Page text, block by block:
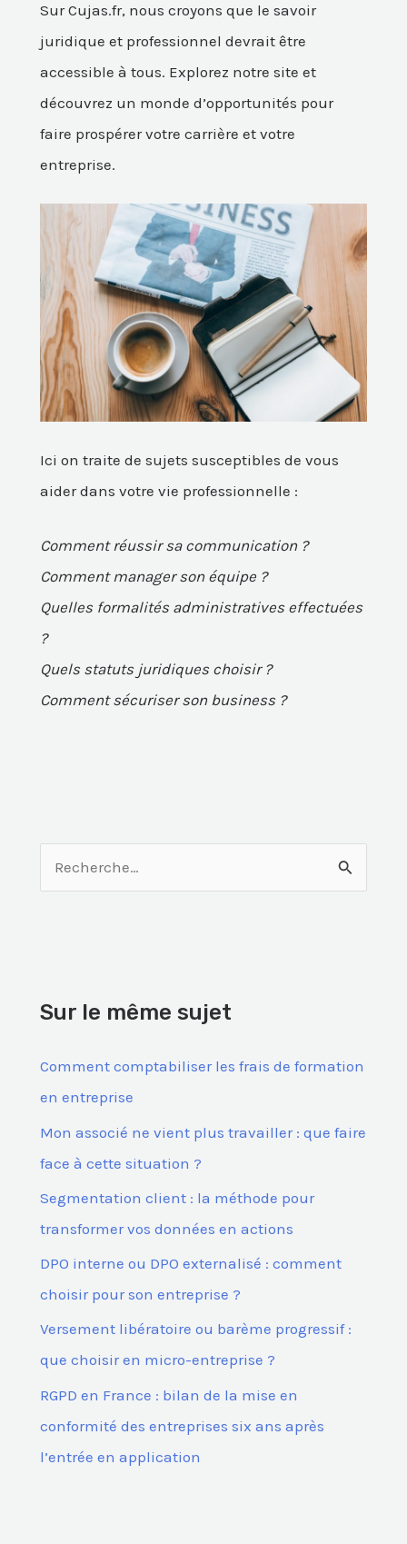
Sur Cujas.fr, nous croyons que le savoir
juridique et professionnel devrait être
accessible à tous. Explorez notre site et
découvrez un monde d’opportunités pour
faire prospérer votre carrière et votre
entreprise.
Ici on traite de sujets susceptibles de vous
aider dans votre vie professionnelle :
Comment réussir sa communication ?
Comment manager son équipe ?
Quelles formalités administratives effectuées
?
Quels statuts juridiques choisir ?
Comment sécuriser son business ?
Sur le même sujet
Comment comptabiliser les frais de formation
en entreprise
Mon associé ne vient plus travailler : que faire
face à cette situation ?
Segmentation client : la méthode pour
transformer vos données en actions
DPO interne ou DPO externalisé : comment
choisir pour son entreprise ?
Versement libératoire ou barème progressif :
que choisir en micro-entreprise ?
RGPD en France : bilan de la mise en
conformité des entreprises six ans après
l’entrée en application